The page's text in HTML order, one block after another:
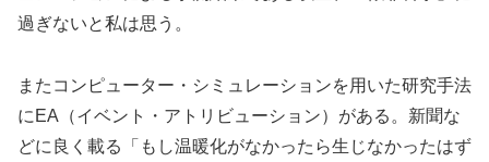
過ぎないと私は思う。
またコンピューター・シミュレーションを用いた研究手法
にEA（イベント・アトリビューション）がある。新聞な
どに良く載る「もし温暖化がなかったら生じなかったはず